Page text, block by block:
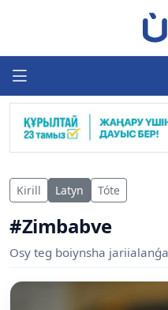
Kirill Latyn Tóte
#Zimbabve
Osy teg boiynsha